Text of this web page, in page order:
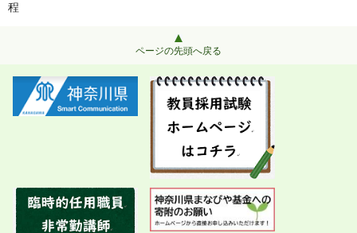
程
ページの先頭へ戻る